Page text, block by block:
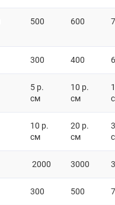
500 600
300 400
5 р.
см
10 р.
см
10 р.
см
20 р.
см
2000 3000
300 500